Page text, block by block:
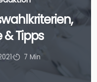
Tipps
· 7 Min